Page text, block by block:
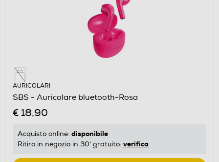
AURICOLARI
SBS - Auricolare bluetooth-Rosa
€ 18,90
Acquisto online: disponibile
Ritiro in negozio in 30' gratuito: verifica